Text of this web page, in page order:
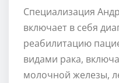
Специализация
включает в себя
реабилитацию
видами рака,
молочной железы,